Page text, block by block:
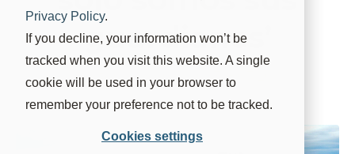
Privacy Policy.
If you decline, your information won’t be
tracked when you visit this website. A single
cookie will be used in your browser to
remember your preference not to be tracked.
Cookies settings
guardianes’
Suterra 22 nov 2023, 8:03:20